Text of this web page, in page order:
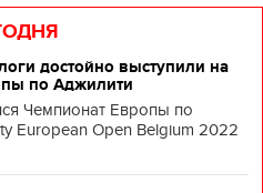
достойно выступили на
по Аджилити
Чемпионат Европы по
European Open Belgium 2022